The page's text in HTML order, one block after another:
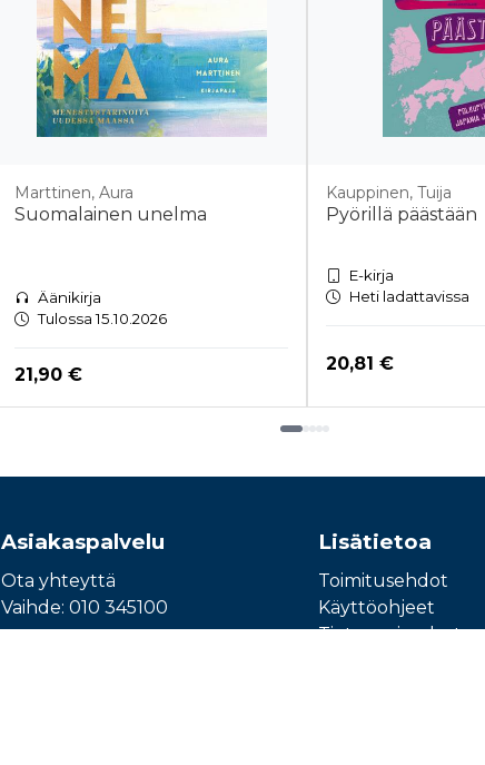
Marttinen, Aura
Suomalainen unelma
Äänikirja
Tulossa 15.10.2026
Hinta nyt
21,90 €
Kauppinen, Tuija
Pyörillä päästään
E-kirja
Heti ladattavissa
Hinta nyt
20,81 €
Asiakaspalvelu
Ota yhteyttä
Vaihde: 010 345100
Lisätietoa
Toimitusehdot
Käyttöohjeet
Tietosuojaseloste